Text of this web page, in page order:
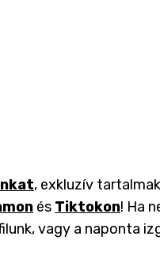
, exkluzív
és Tiktokon! Ha
vagy a naponta